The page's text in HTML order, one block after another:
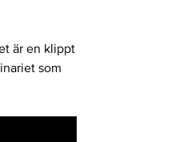
är en klippt
som